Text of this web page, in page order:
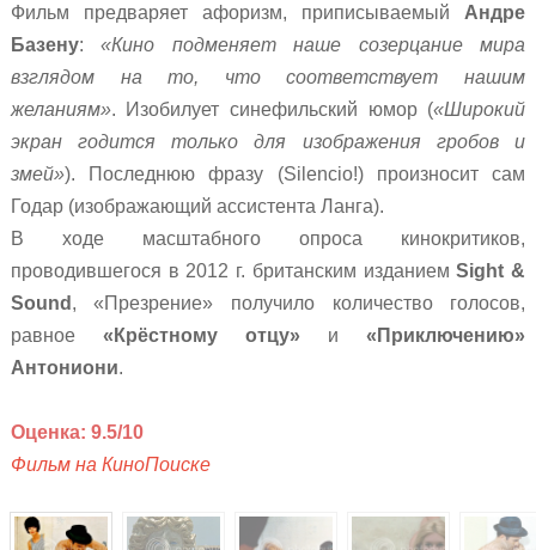
Фильм предваряет афоризм, приписываемый Андре
Базену:«Кино подменяет наше созерцание мира
взглядом на то, что соответствует нашим
желаниям». Изобилует синефильский юмор («Широкий
экран годится только для изображения гробов и
змей»).
Последнюю фразу (Silencio!) произносит сам
Годар (изображающий ассистента Ланга).
В ходе масштабного опроса кинокритиков,
проводившегося в 2012 г. британским изданиемSight &
Sound , «Презрение» получило количество голосов,
равное «Крёстному отцу» и«Приключению»
Антониони.
Оценка: 9.5/10
Фильм на КиноПоиске